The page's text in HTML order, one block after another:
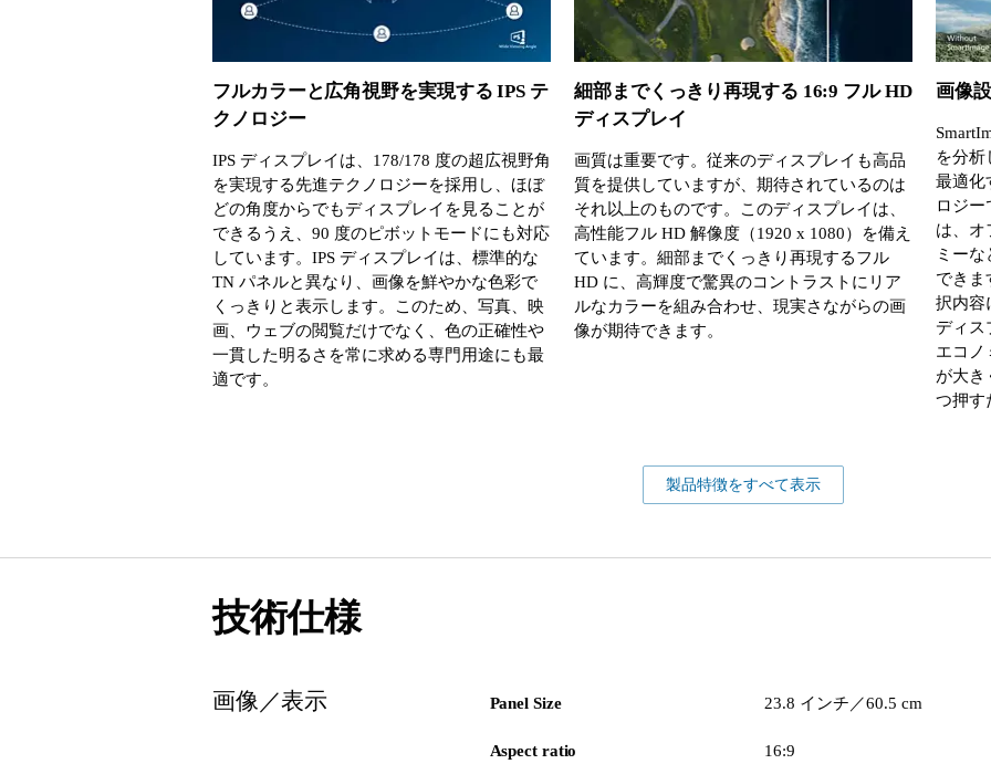
フルカラーと広角視野を実現する IPS テ
クノロジー
IPS ディスプレイは、178/178 度の超広視野角
を実現する先進テクノロジーを採用し、ほぼ
どの角度からでもディスプレイを見ることが
できるうえ、90 度のピボットモードにも対応
しています。IPS ディスプレイは、標準的な
TN パネルと異なり、画像を鮮やかな色彩で
くっきりと表示します。このため、写真、映
画、ウェブの閲覧だけでなく、色の正確性や
一貫した明るさを常に求める専門用途にも最
適です。
細部までくっきり再現する 16:9 フル HD
ディスプレイ
画質は重要です。従来のディスプレイも高品
質を提供していますが、期待されているのは
それ以上のものです。このディスプレイは、
高性能フル HD 解像度（1920 x 1080）を備え
ています。細部までくっきり再現するフル
HD に、高輝度で驚異のコントラストにリア
ルなカラーを組み合わせ、現実さながらの画
像が期待できます。
画像
を分
最適化
ロジ
は、オ
ミー
できま
択内容
ディス
エコノ
が大き
つ押す
製品特徴をすべて表示
技術仕様
画像／表示 Panel Size 23.8 インチ／60.5 cm
Aspect ratio 16:9